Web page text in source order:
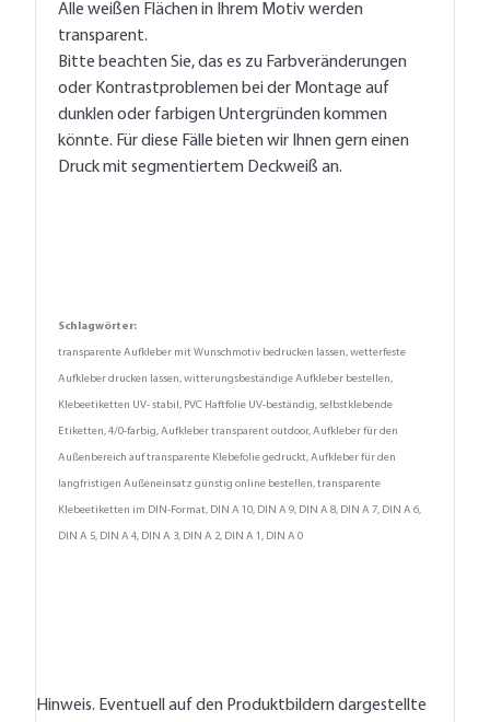
Alle weißen Flächen in Ihrem Motiv werden
transparent.
Bitte beachten Sie, das es zu Farbveränderungen
oder Kontrastproblemen bei der Montage auf
dunklen oder farbigen Untergründen kommen
könnte. Für diese Fälle bieten wir Ihnen gern einen
Druck mit segmentiertem Deckweiß an.
Schlagwörter:
transparente Aufkleber mit Wunschmotiv bedrucken lassen, wetterfeste
Aufkleber drucken lassen, witterungsbeständige Aufkleber bestellen,
Klebeetiketten UV- stabil, PVC Haftfolie UV-beständig, selbstklebende
Etiketten, 4/0-farbig, Aufkleber transparent outdoor, Aufkleber für den
Außenbereich auf transparente Klebefolie gedruckt, Aufkleber für den
langfristigen Außeneinsatz günstig online bestellen, transparente
Klebeetiketten im DIN-Format, DIN A 10, DIN A 9, DIN A 8, DIN A 7, DIN A 6,
DIN A 5, DIN A 4, DIN A 3, DIN A 2, DIN A 1, DIN A 0
Hinweis. Eventuell auf den Produktbildern dargestellte